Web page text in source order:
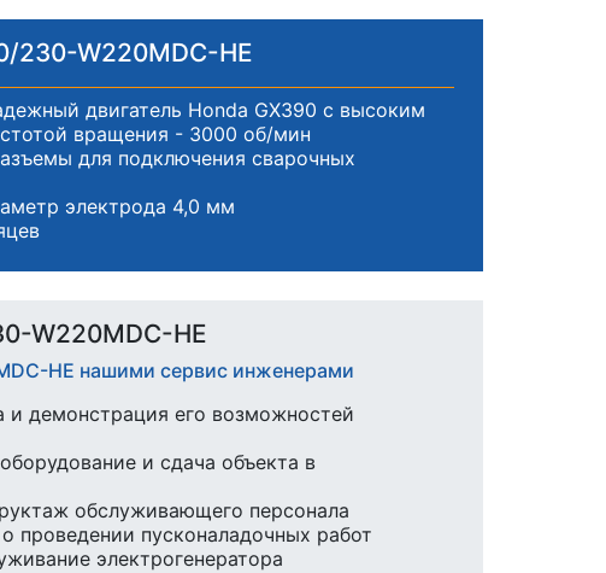
230-W220MDC-HE
двигатель Honda GX390 с высоким
вращения - 3000 об/мин
для подключения сварочных
электрода 4,0 мм
W220MDC-HE
HE нашими сервис инженерами
и демонстрация его возможностей
и сдача объекта в
обслуживающего персонала
проведении пусконаладочных работ
электрогенератора